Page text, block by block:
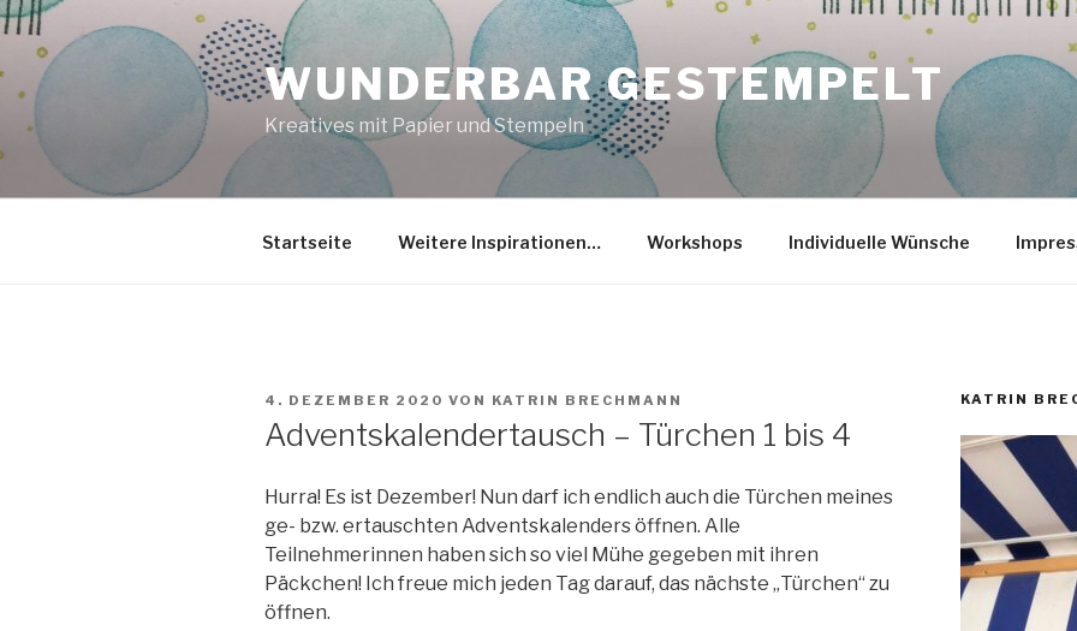
Zum
Inhalt
springen
WUNDERBAR GESTEMPELT
Kreatives mit Papier und Stempeln
Startseite Weitere Inspirationen… Workshops Individuelle Wünsche
VERÖFFENTLICHT
4. DEZEMBER 2020 VON KATRIN BRECHMANN
Adventskalendertausch – Türchen 1 bis 4
Hurra! Es ist Dezember! Nun darf ich endlich auch die Türchen meines
ge- bzw. ertauschten Adventskalenders öffnen. Alle
Teilnehmerinnen haben sich so viel Mühe gegeben mit ihren
Päckchen! Ich freue mich jeden Tag darauf, das nächste „Türchen“ zu
öffnen.
KATRIN